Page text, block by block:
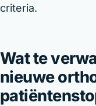
criteria.
Wat te
nieuwe